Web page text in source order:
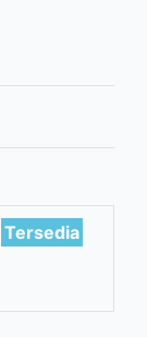
Tersedia